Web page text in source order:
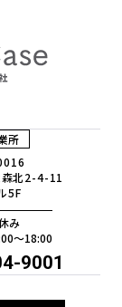
所
森北2-4-11
5F
み
〜18:00
9001